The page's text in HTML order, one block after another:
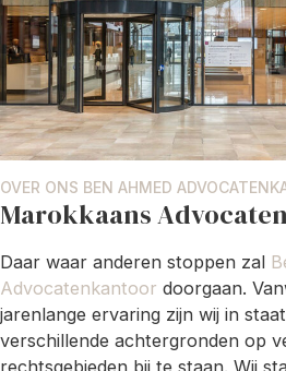
OVER ONS BEN AHMED
Marokkaans
Daar waar anderen stoppen zal
Advocatenkantoor doorgaan.
jarenlange ervaring zijn wij in
verschillende achtergronden op
rechtsgebieden bij te staan. Wij